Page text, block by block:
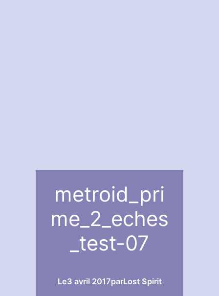
metroid_pri
me_2_eches
_test-07
Le3 avril 2017parLost Spirit